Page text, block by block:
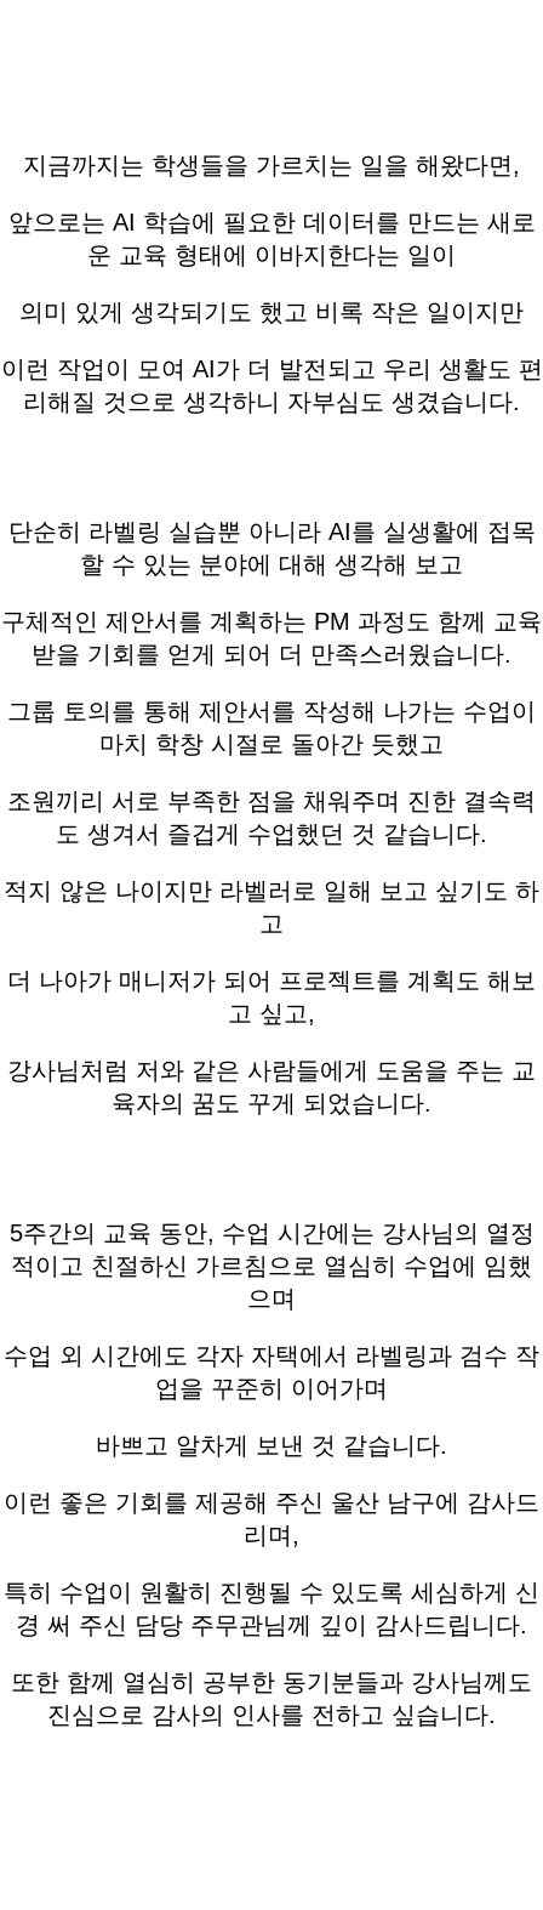
지금까지는 학생들을 가르치는 일을 해왔다면,
앞으로는 AI 학습에 필요한 데이터를 만드는 새로
운 교육 형태에 이바지한다는 일이
의미 있게 생각되기도 했고 비록 작은 일이지만
이런 작업이 모여 AI가 더 발전되고 우리 생활도 편
리해질 것으로 생각하니 자부심도 생겼습니다.
단순히 라벨링 실습뿐 아니라 AI를 실생활에 접목
할 수 있는 분야에 대해 생각해 보고
구체적인 제안서를 계획하는 PM 과정도 함께 교육
받을 기회를 얻게 되어 더 만족스러웠습니다.
그룹 토의를 통해 제안서를 작성해 나가는 수업이
마치 학창 시절로 돌아간 듯했고
조원끼리 서로 부족한 점을 채워주며 진한 결속력
도 생겨서 즐겁게 수업했던 것 같습니다.
적지 않은 나이지만 라벨러로 일해 보고 싶기도 하
고
더 나아가 매니저가 되어 프로젝트를 계획도 해보
고 싶고,
강사님처럼 저와 같은 사람들에게 도움을 주는 교
육자의 꿈도 꾸게 되었습니다.
5주간의 교육 동안, 수업 시간에는 강사님의 열정
적이고 친절하신 가르침으로 열심히 수업에 임했
으며
수업 외 시간에도 각자 자택에서 라벨링과 검수 작
업을 꾸준히 이어가며
바쁘고 알차게 보낸 것 같습니다.
이런 좋은 기회를 제공해 주신 울산 남구에 감사드
리며,
특히 수업이 원활히 진행될 수 있도록 세심하게 신
경 써 주신 담당 주무관님께 깊이 감사드립니다.
또한 함께 열심히 공부한 동기분들과 강사님께도
진심으로 감사의 인사를 전하고 싶습니다.